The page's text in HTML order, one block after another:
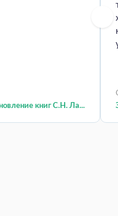
книг С.Н. Ла...